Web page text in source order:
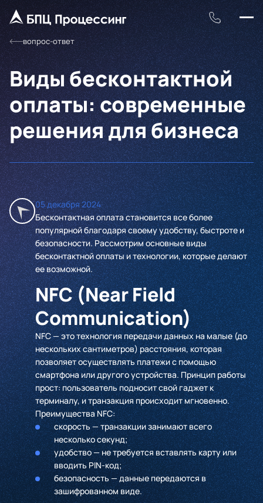
вопрос-ответ
Виды бесконтактной
оплаты: современные
решения для бизнеса
05 декабря 2024
Бесконтактная оплата становится все более
популярной благодаря своему удобству, быстроте и
безопасности. Рассмотрим основные виды
бесконтактной оплаты и технологии, которые делают
ее возможной.
NFC (Near Field
Communication)
NFC — это технология передачи данных на малые (до
нескольких сантиметров) расстояния, которая
позволяет осуществлять платежи с помощью
смартфона или другого устройства. Принцип работы
прост: пользователь подносит свой гаджет к
терминалу, и транзакция происходит мгновенно.
Преимущества NFC:
скорость — транзакции занимают всего
несколько секунд;
удобство — не требуется вставлять карту или
вводить PIN-код;
безопасность — данные передаются в
зашифрованном виде.